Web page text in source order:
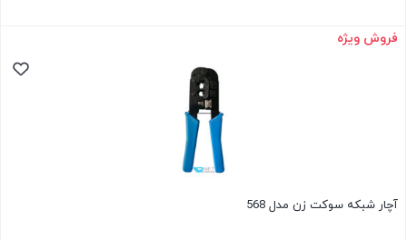
فروش ویژه
آچار شبکه سوکت زن مدل 568